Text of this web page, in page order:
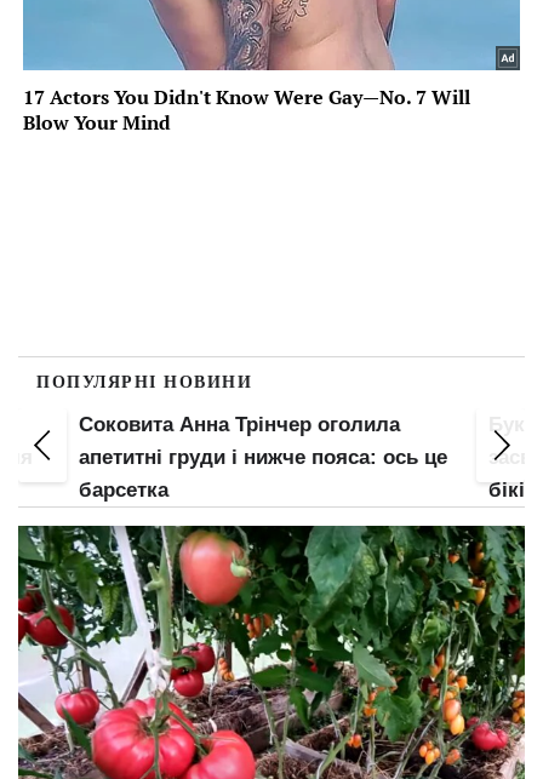
ПОПУЛЯРНІ НОВИНИ
Соковита Анна Трінчер оголила
апетитні груди і нижче пояса: ось це
барсетка